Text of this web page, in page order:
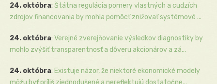
24. októbra: Štátna regulácia pomery vlastných a cudzích
zdrojov financovania by mohla pomôcť znižovať systémové ...
24. októbra: Verejné zverejňovanie výsledkov diagnostiky by
mohlo zvýšiť transparentnosť a dôveru akcionárov a zá...
24. októbra: Existuje názor, že niektoré ekonomické modely
môžu byť príliš zjednodušené a nereflektujú dostatočne...